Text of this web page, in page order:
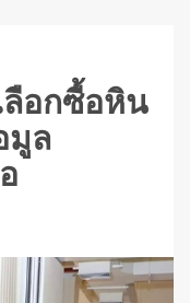
ลือกซื้อหิน
มูล